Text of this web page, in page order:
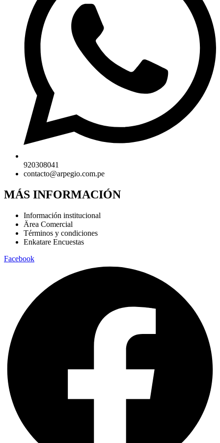
920308041
contacto@arpegio.com.pe
MÁS INFORMACIÓN
Información institucional
Ärea Comercial
Términos y condiciones
Enkatare Encuestas
Facebook